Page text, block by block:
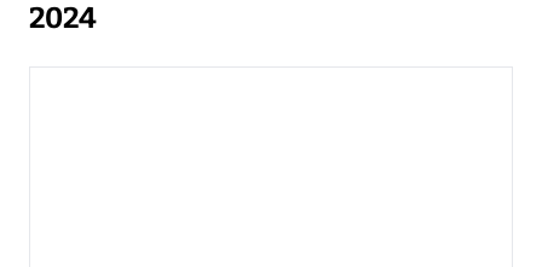
2024